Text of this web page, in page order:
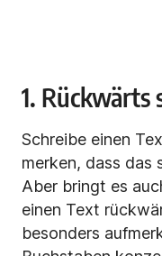
1. Rückwärts
Schreibe einen
merken, dass das
Aber bringt es
einen Text
besonders